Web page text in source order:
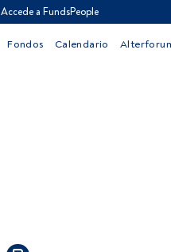
Accede a FundsPeople
Fondos Calendario